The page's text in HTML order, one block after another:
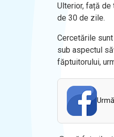
Ulterior, față
de 30 de zile.
Cercetările
sub aspectul
făptuitorului,